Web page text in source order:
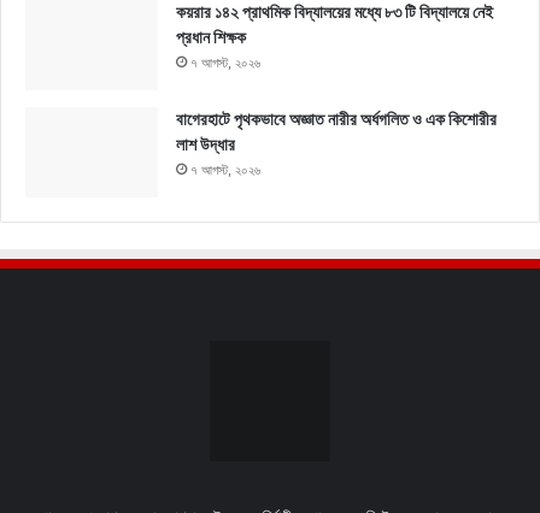
কয়রার ১৪২ প্রাথমিক বিদ্যালয়ের মধ্যে ৮৩ টি বিদ্যালয়ে নেই
প্রধান শিক্ষক
৭ আগস্ট, ২০২৬
বাগেরহাটে পৃথকভাবে অজ্ঞাত নারীর অর্ধগলিত ও এক কিশোরীর
লাশ উদ্ধার
৭ আগস্ট, ২০২৬